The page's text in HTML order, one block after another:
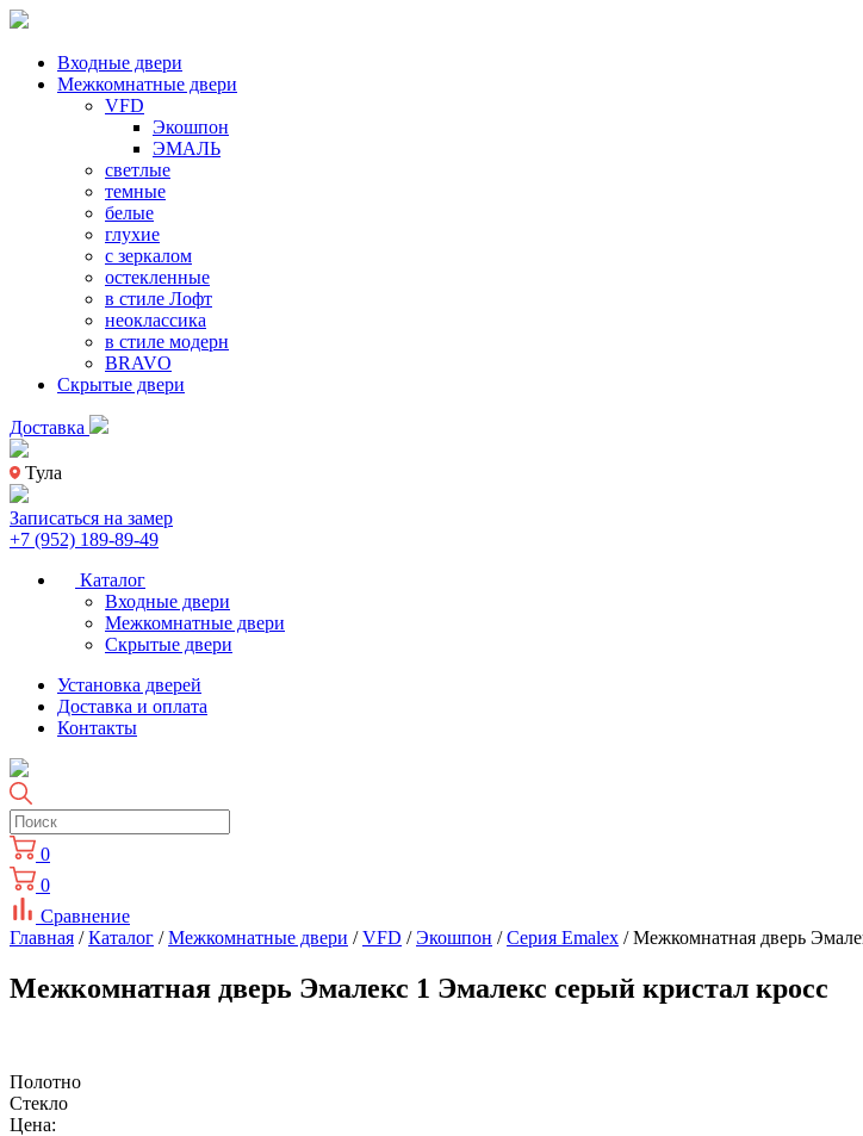
Входные двери
Межкомнатные двери
VFD
Экошпон
ЭМАЛЬ
светлые
темные
белые
глухие
с зеркалом
остекленные
в стиле Лофт
неоклассика
в стиле модерн
BRAVO
Скрытые двери
Доставка
Тула
Записаться на замер
+7 (952) 189-89-49
Каталог
Входные двери
Межкомнатные двери
Скрытые двери
Установка дверей
Доставка и оплата
Контакты
0
0
Сравнение
Главная /Каталог /Межкомнатные двери /VFD /Экошпон /Cерия Emalex / Межкомнатная дверь
Межкомнатная дверь Эмалекс 1 Эмалекс серый кристал кросс
Полотно
Стекло
Цена: